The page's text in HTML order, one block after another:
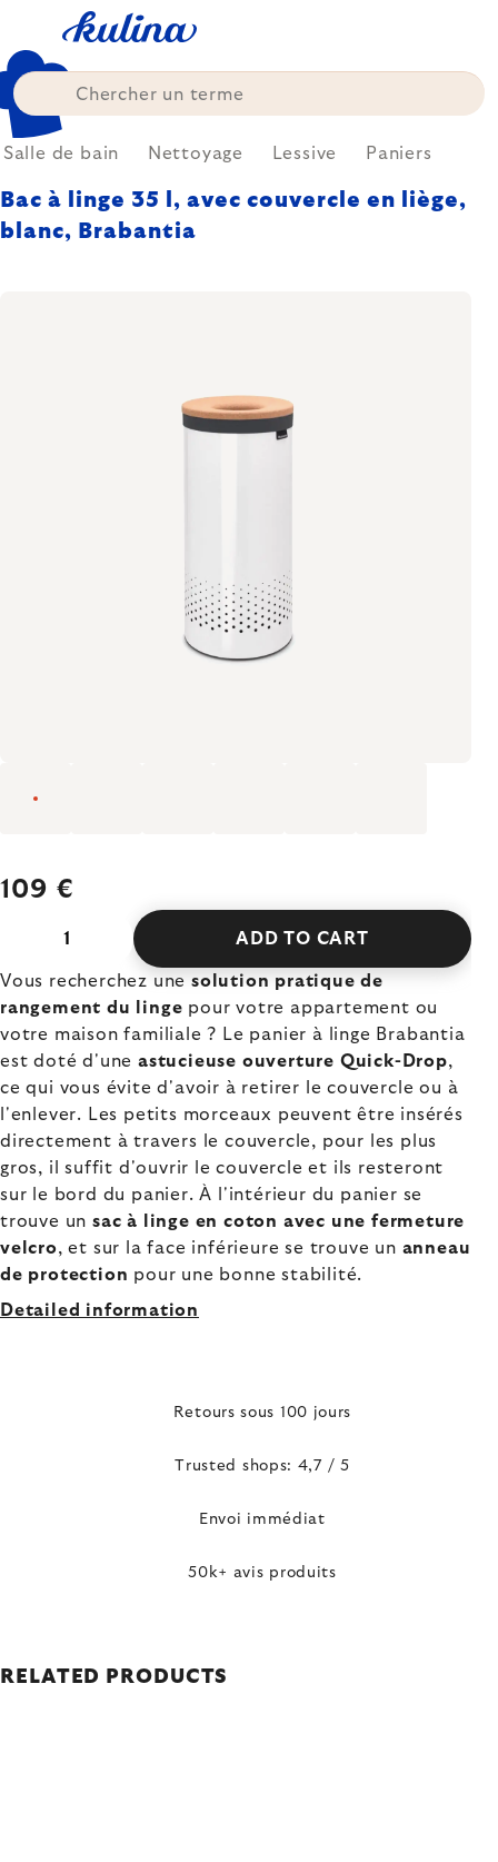
content
Salle de bain Nettoyage Lessive Paniers
Bac à linge 35 l, avec couvercle en liège,
blanc, Brabantia
109 €
ADD TO CART
Vous recherchez une solution pratique de
rangement du linge pour votre appartement ou
votre maison familiale ? Le panier à linge Brabantia
est doté d'uneastucieuse ouverture Quick-Drop,
ce qui vous évite d'avoir à retirer le couvercle ou à
l'enlever. Les petits morceaux peuvent être insérés
directement à travers le couvercle, pour les plus
gros, il suffit d'ouvrir le couvercle et ils resteront
sur le bord du panier. À l'intérieur du panier se
trouve unsac à linge en coton avec une fermeture
velcro, et sur la face inférieure se trouve un anneau
de protection pour une bonne stabilité.
Detailed information
Retours sous 100 jours
Trusted shops: 4,7 / 5
Envoi immédiat
50k+ avis produits
RELATED PRODUCTS